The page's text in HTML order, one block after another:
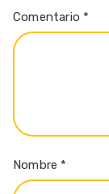
Comentario *
Nombre *